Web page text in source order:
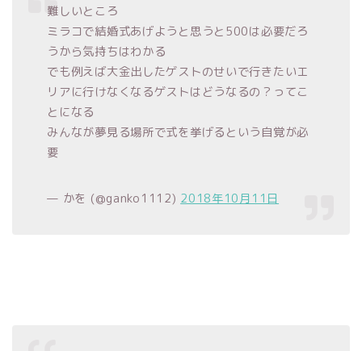
難しいところ
ミラコで結婚式あげようと思うと500は必要だろ
うから気持ちはわかる
でも例えば大金出したゲストのせいで行きたいエ
リアに行けなくなるゲストはどうなるの？ってこ
とになる
みんなが夢見る場所で式を挙げるという自覚が必
要
— かを (@ganko1112) 2018年10月11日